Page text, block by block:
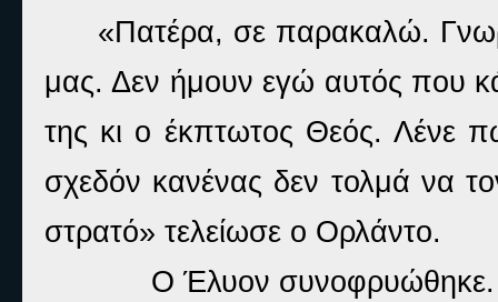
«Πατέρα, σε παρακαλώ.
μας. Δεν ήμουν εγώ αυτός που
της κι ο έκπτωτος Θεός. Λένε
σχεδόν κανένας δεν τολμά να
στρατό» τελείωσε ο Ορλάντο.
Ο Έλυον συνοφρυώθηκε.